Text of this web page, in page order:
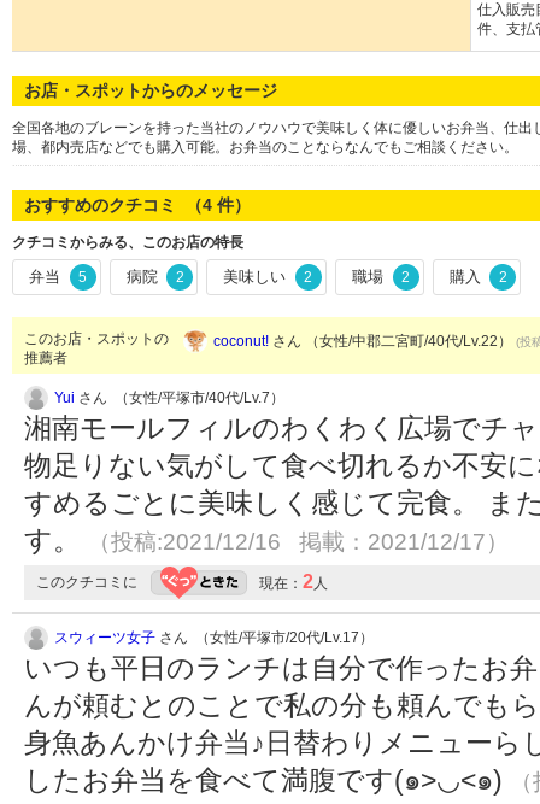
仕入販売
件、支払
お店・スポットからのメッセージ
全国各地のブレーンを持った当社のノウハウで美味しく体に優しいお弁当、仕
場、都内売店などでも購入可能。お弁当のことならなんでもご相談ください。
おすすめのクチコミ （4 件）
クチコミからみる、このお店の特長
弁当 5 病院 2 美味しい 2 職場 2 購入 2
このお店・スポットの
推薦者
coconut! さん （女性/中郡二宮町/40代/Lv.22） (投
Yui さん （女性/平塚市/40代/Lv.7）
湘南モールフィルのわくわく広場でチ
物足りない気がして食べ切れるか不安
すめるごとに美味しく感じて完食。 ま
す。
（投稿:2021/12/16 掲載：2021/12/17）
このクチコミに 現在： 2 人
スウィーツ女子 さん （女性/平塚市/20代/Lv.17）
いつも平日のランチは自分で作ったお
んが頼むとのことで私の分も頼んでも
身魚あんかけ弁当♪日替わりメニューら
したお弁当を食べて満腹です(๑>◡<๑)